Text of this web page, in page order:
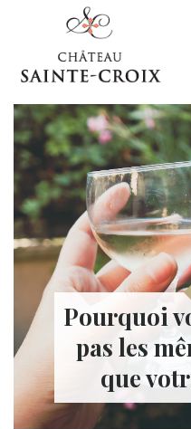
Pourquoi
pas les
que